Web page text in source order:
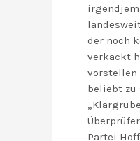
der noch
verkackt
vorstellen
beliebt zu
Partei